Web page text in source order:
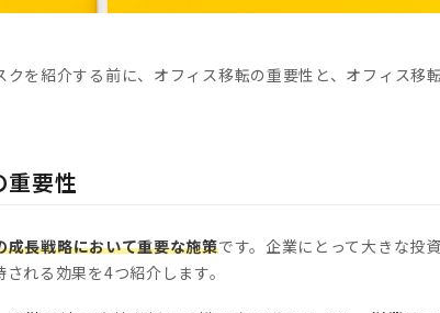
Category
カテゴリーから探すCategory
クを紹介する前に、オフィス移転の重要性と、オフィス移
重要性
成長戦略において重要な施策です。企業にとって大きな投
れる効果を4つ紹介します。